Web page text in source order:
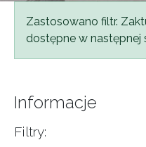
Komunikat
Zastosowano filtr.
dostępne w następnej
Informacje
Filtry: